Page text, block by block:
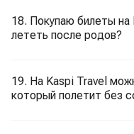
18. Покупаю билеты
лететь после родов?
19. На Kaspi Travel
который полетит без